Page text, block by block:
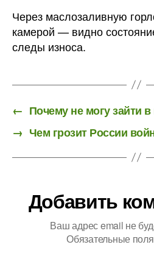
Через маслозаливную
камерой — видно
следы износа.
← Почему не могу зайти
→ Чем грозит России
Добавить
Ваш адрес email не
Обязательные